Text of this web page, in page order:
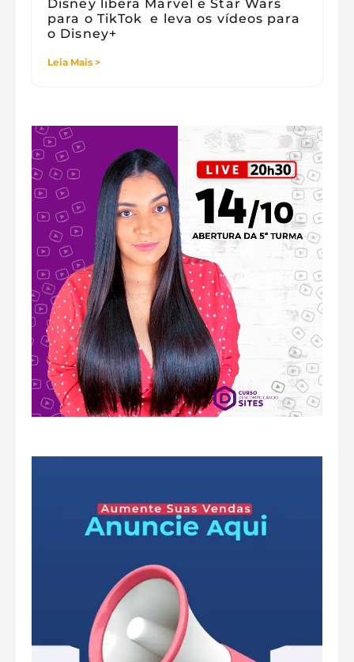
Disney libera Marvel e Star Wars
para o TikTok e leva os vídeos para
o Disney+
Leia Mais >